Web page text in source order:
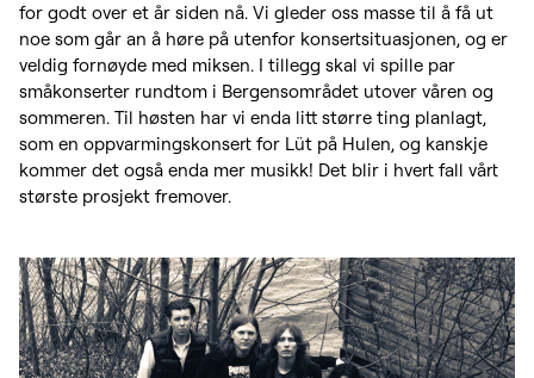
for godt over et år siden nå. Vi gleder oss masse til å få ut
noe som går an å høre på utenfor konsertsituasjonen, og er
veldig fornøyde med miksen. I tillegg skal vi spille par
småkonserter rundtom i Bergensområdet utover våren og
sommeren. Til høsten har vi enda litt større ting planlagt,
som en oppvarmingskonsert for Lüt på Hulen, og kanskje
kommer det også enda mer musikk! Det blir i hvert fall vårt
største prosjekt fremover.